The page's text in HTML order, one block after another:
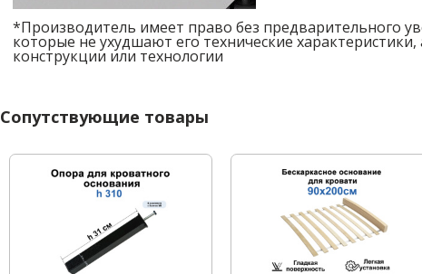
*Производитель имеет право без предварительного
которые не ухудшают его технические
конструкции или технологии
Сопутствующие товары